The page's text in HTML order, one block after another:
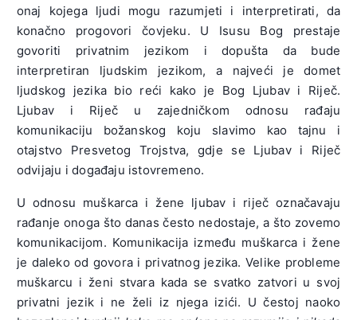
onaj kojega ljudi mogu razumjeti i interpretirati, da
konačno progovori čovjeku. U Isusu Bog prestaje
govoriti privatnim jezikom i dopušta da bude
interpretiran ljudskim jezikom, a najveći je domet
ljudskog jezika bio reći kako je Bog Ljubav i Riječ.
Ljubav i Riječ u zajedničkom odnosu rađaju
komunikaciju božanskog koju slavimo kao tajnu i
otajstvo Presvetog Trojstva, gdje se Ljubav i Riječ
odvijaju i događaju istovremeno.
U odnosu muškarca i žene ljubav i riječ označavaju
rađanje onoga što danas često nedostaje, a što zovemo
komunikacijom. Komunikacija između muškarca i žene
je daleko od govora i privatnog jezika. Velike probleme
muškarcu i ženi stvara kada se svatko zatvori u svoj
privatni jezik i ne želi iz njega izići. U čestoj naoko